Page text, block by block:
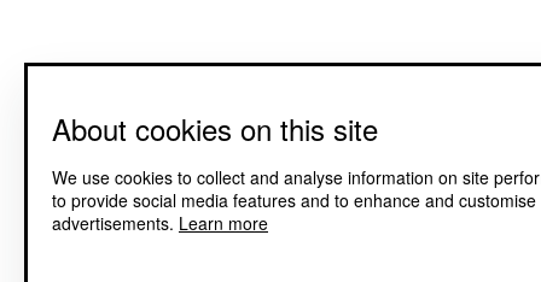
About cookies on this site
We use cookies to collect and analyse information on site
to provide social media features and to enhance and
advertisements. Learn more